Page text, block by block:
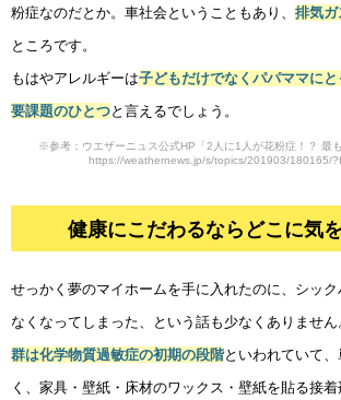
健康にこだわった甲府の施工事例
粉症なのだとか。車社会ということもあり、 排気ガ
ところです。
もはやアレルギーは子どもだけでなくパパママに
要課題のひとつと言えるでしょう。
※参考：ウエザーニュス公式HP「2人に1人が花粉症！？ 最
https://weathernews.jp/s/topics/201903/180165/
健康にこだわるならどこに気
せっかく夢のマイホームを手に入れたのに、シッ
なくなってしまった、という話も少なくありません
群は化学物質過敏症の初期の段階といわれていて
く、家具・壁紙・床材のワックス・壁紙を貼る接